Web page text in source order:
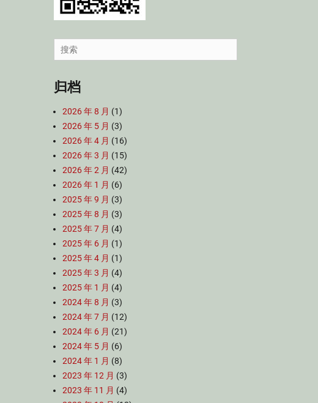
Search
for:
归档
2026 年 8 月 (1)
2026 年 5 月 (3)
2026 年 4 月 (16)
2026 年 3 月 (15)
2026 年 2 月 (42)
2026 年 1 月 (6)
2025 年 9 月 (3)
2025 年 8 月 (3)
2025 年 7 月 (4)
2025 年 6 月 (1)
2025 年 4 月 (1)
2025 年 3 月 (4)
2025 年 1 月 (4)
2024 年 8 月 (3)
2024 年 7 月 (12)
2024 年 6 月 (21)
2024 年 5 月 (6)
2024 年 1 月 (8)
2023 年 12 月 (3)
2023 年 11 月 (4)